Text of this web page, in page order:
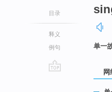
目录
释义
例句
单一
网